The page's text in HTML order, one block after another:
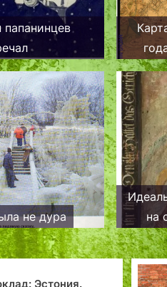
папанинцев
не дура
на
Дорога на юг